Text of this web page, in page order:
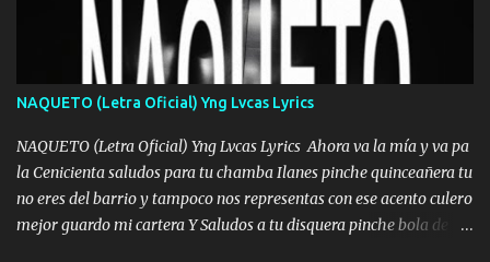
Uno pues Hallamos Modos , Si me caigo me Levanto, Aprendo Del
Error Y me sacudo El Lodo ❌ www.elnorteduro.com ❌ El Dinero
No me falta Pero Tampoco me Estorba , Por Eso Manejo Todo
Bien Regido Por mis Normas . Aquí no Se Sufre de Ego vengo Desde
Abajo y me costó subir Fue Con Trabajo Y Esfuerzo, Nada es
Regalado Me Super Invertir A Mí lado Una Princesa que A pesar de
Todo Siempre a estado ahí . Hecho pa...
NAQUETO (Letra Oficial) Yng Lvcas Lyrics
NAQUETO (Letra Oficial) Yng Lvcas Lyrics Ahora va la mía y va pa
la Cenicienta saludos para tu chamba Ilanes pinche quinceañera tu
no eres del barrio y tampoco nos representas con ese acento culero
mejor guardo mi cartera Y Saludos a tu disquera pinche bola de